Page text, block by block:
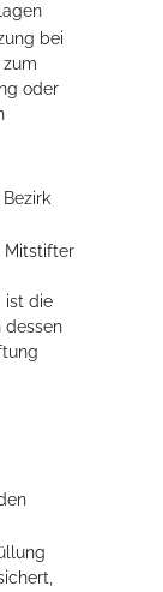
für Events
Meer im
auf der
bei
oder
Mitstifter
ist die
dessen